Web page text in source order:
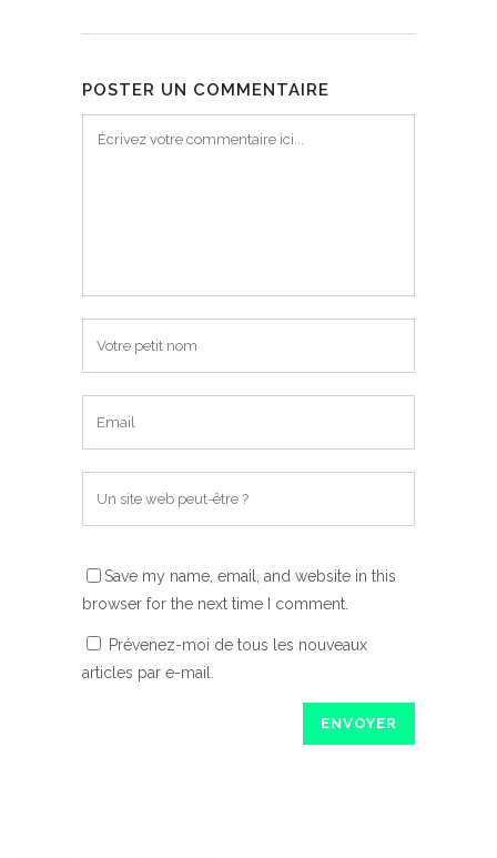
POSTER UN COMMENTAIRE
Save my name, email, and website in this
browser for the next time I comment.
Prévenez-moi de tous les nouveaux
articles par e-mail.